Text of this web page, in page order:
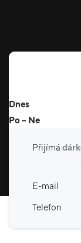
Dnes
Po – Ne
Přijímá
E-mail
Telefon